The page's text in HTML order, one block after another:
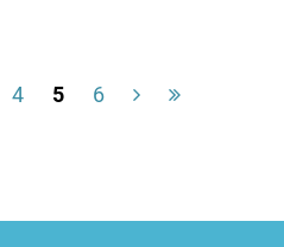
4 5 6